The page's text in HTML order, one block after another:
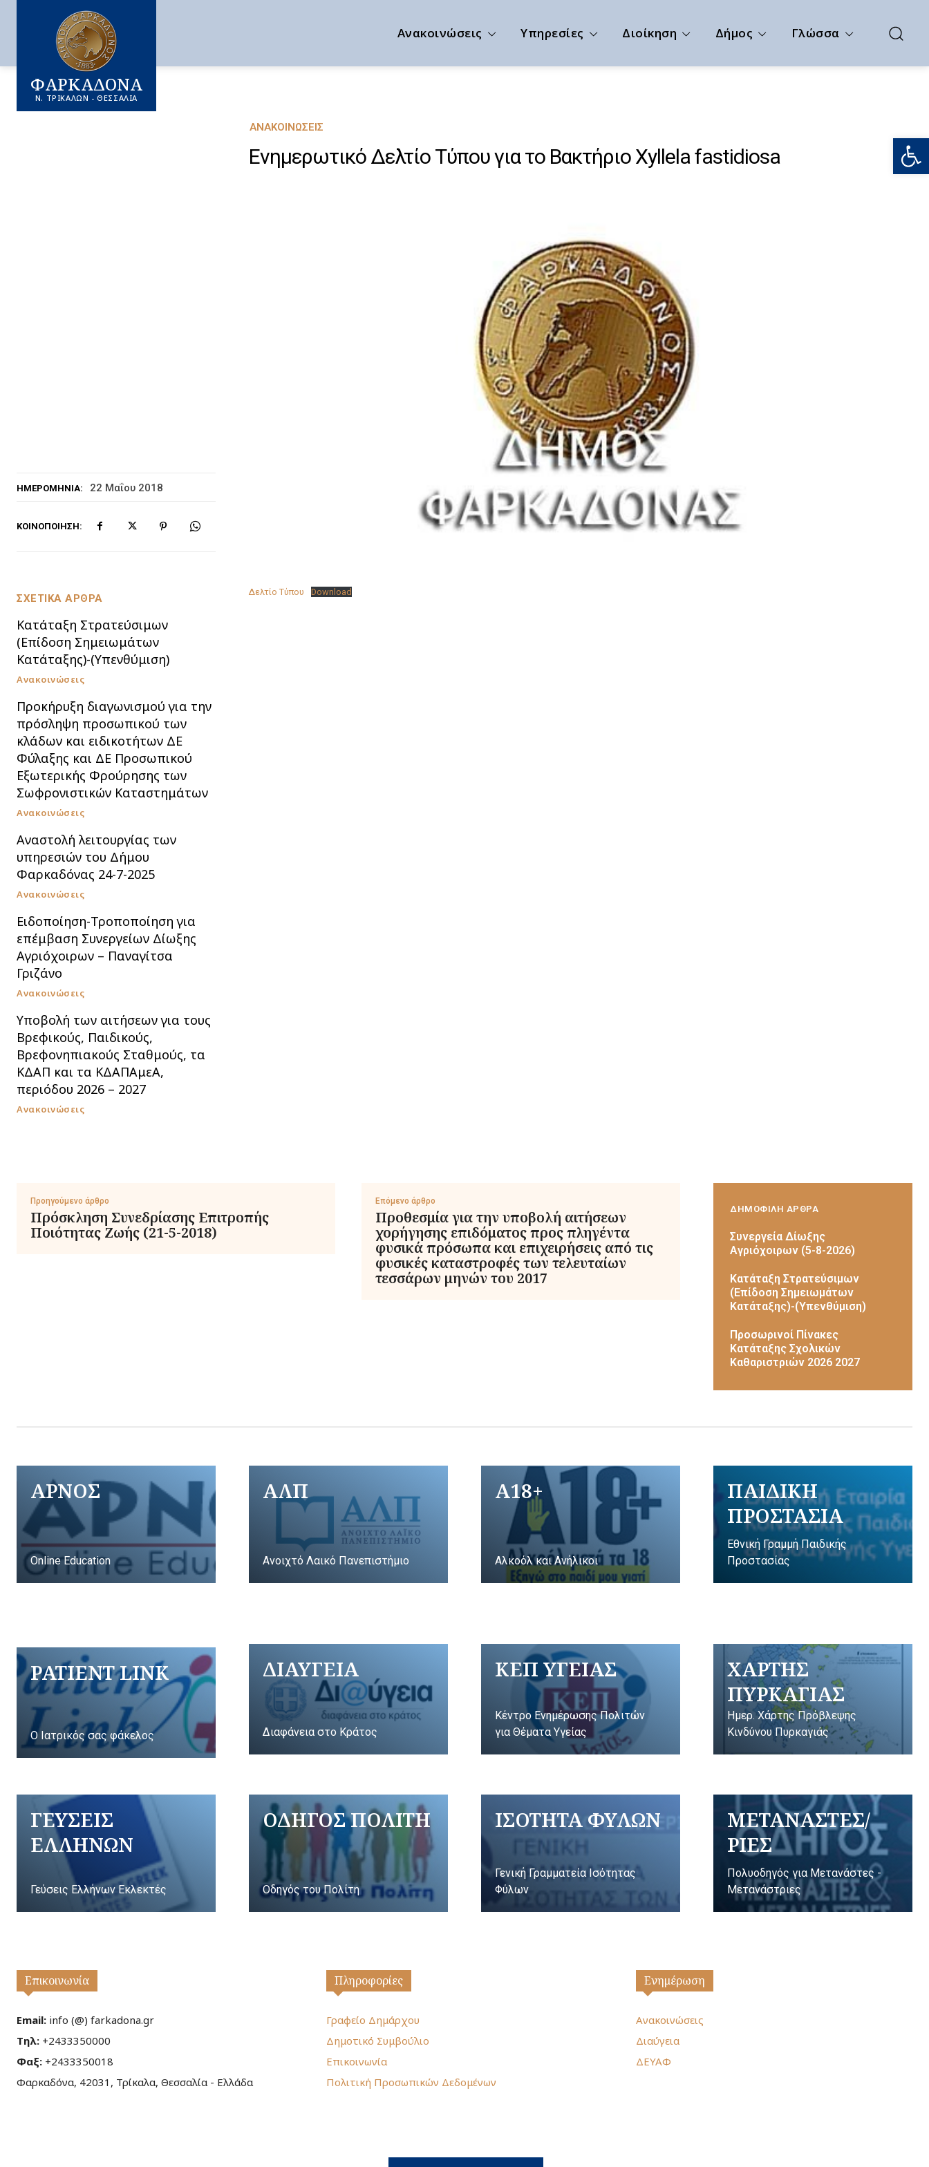
ΦΑΡΚΑΔΟΝΑ
Ν. ΤΡΙΚΑΛΩΝ - ΘΕΣΣΑΛΙΑ
Ανακοινώσεις Υπηρεσίες Διοίκηση Δήμος Γλώσσα
ΗΜΕΡΟΜΗΝΊΑ: 22 Μαΐου 2018
ΚΟΙΝΟΠΟΊΗΣΗ:
ΑΝΑΚΟΙΝΏΣΕΙΣ
Ενημερωτικό Δελτίο Τύπου για το Βακτήριο Xyllela fastidiosa
ΣΧΕΤΙΚΑ ΑΡΘΡΑ
Κατάταξη Στρατεύσιμων
(Επίδοση Σημειωμάτων
Κατάταξης)-(Υπενθύμιση)
Ανακοινώσεις
Προκήρυξη διαγωνισμού για την
πρόσληψη προσωπικού των
κλάδων και ειδικοτήτων ΔΕ
Φύλαξης και ΔΕ Προσωπικού
Εξωτερικής Φρούρησης των
Σωφρονιστικών Καταστημάτων
Ανακοινώσεις
Αναστολή λειτουργίας των
υπηρεσιών του Δήμου
Φαρκαδόνας 24-7-2025
Ανακοινώσεις
Ειδοποίηση-Τροποποίηση για
επέμβαση Συνεργείων Δίωξης
Αγριόχοιρων – Παναγίτσα
Γριζάνο
Ανακοινώσεις
Υποβολή των αιτήσεων για τους
Βρεφικούς, Παιδικούς,
Βρεφονηπιακούς Σταθμούς, τα
ΚΔΑΠ και τα ΚΔΑΠΑμεΑ,
περιόδου 2026 – 2027
Ανακοινώσεις
Δελτίο Τύπου Download
Προηγούμενο άρθρο
Πρόσκληση Συνεδρίασης Επιτροπής
Ποιότητας Ζωής (21-5-2018)
Επόμενο άρθρο
Προθεσμία για την υποβολή αιτήσεων
χορήγησης επιδόματος προς πληγέντα
φυσικά πρόσωπα και επιχειρήσεις από τις
φυσικές καταστροφές των τελευταίων
τεσσάρων μηνών του 2017
ΔΗΜΟΦΙΛΗ ΑΡΘΡΑ
Συνεργεία Δίωξης
Αγριόχοιρων (5-8-2026)
Κατάταξη Στρατεύσιμων
(Επίδοση Σημειωμάτων
Κατάταξης)-(Υπενθύμιση)
Προσωρινοί Πίνακες
Κατάταξης Σχολικών
Καθαριστριών 2026 2027
ΑΡΝΟΣ
Online Education
ΑΛΠ
Ανοιχτό Λαικό Πανεπιστήμιο
A18+
Αλκοόλ και Ανήλικοι
ΠΑΙΔΙΚΗ
ΠΡΟΣΤΑΣΙΑ
Εθνική Γραμμή Παιδικής
Προστασίας
PATIENT LINK
Ο Ιατρικός σας φάκελος
ΔΙΑΥΓΕΙΑ
Διαφάνεια στο Κράτος
ΚΕΠ ΥΓΕΙΑΣ
Κέντρο Ενημέρωσης Πολιτών
για Θέματα Υγείας
ΧΑΡΤΗΣ
ΠΥΡΚΑΓΙΑΣ
Ημερ. Χάρτης Πρόβλεψης
Κινδύνου Πυρκαγιάς
ΓΕΥΣΕΙΣ
ΕΛΛΗΝΩΝ
Γεύσεις Ελλήνων Εκλεκτές
ΟΔΗΓΟΣ ΠΟΛΙΤΗ
Οδηγός του Πολίτη
ΙΣΟΤΗΤΑ ΦΥΛΩΝ
Γενική Γραμματεία Ισότητας
Φύλων
ΜΕΤΑΝΑΣΤΕΣ/
ΡΙΕΣ
Πολυοδηγός για Μετανάστες -
Μετανάστριες
Επικοινωνία
Email: info (@) farkadona.gr
Τηλ: +2433350000
Φαξ: +2433350018
Φαρκαδόνα, 42031, Τρίκαλα, Θεσσαλία - Ελλάδα
Πληροφορίες
Γραφείο Δημάρχου
Δημοτικό Συμβούλιο
Επικοινωνία
Πολιτική Προσωπικών Δεδομένων
Ενημέρωση
Ανακοινώσεις
Διαύγεια
ΔΕΥΑΦ